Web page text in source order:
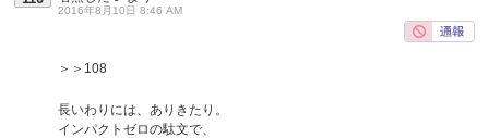
2016年8月10日 8:46 AM
＞＞108
長いわりには、ありきたり。
インパクトゼロの駄文で、